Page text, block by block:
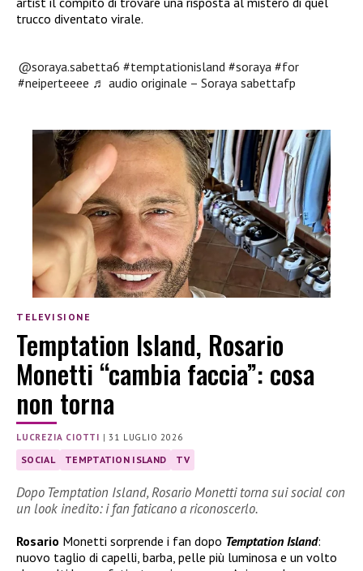
trucco diventato virale.
@soraya.sabetta6 #temptationisland #soraya #for
#neiperteeee ♬ audio originale – Soraya sabettafp
TELEVISIONE
Temptation Island, Rosario
Monetti “cambia faccia”: cosa
non torna
LUCREZIA CIOTTI |31 LUGLIO 2026
SOCIAL TEMPTATION ISLAND TV
Dopo Temptation Island, Rosario Monetti torna sui social con
un look inedito: i fan faticano a riconoscerlo.
Rosario Monetti sorprende i fan dopo Temptation Island:
nuovo taglio di capelli, barba, pelle più luminosa e un volto